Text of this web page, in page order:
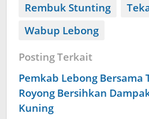
Rembuk Stunting
Wabup Lebong
Posting Terkait
Pemkab Lebong Bersama
Royong Bersihkan
Kuning